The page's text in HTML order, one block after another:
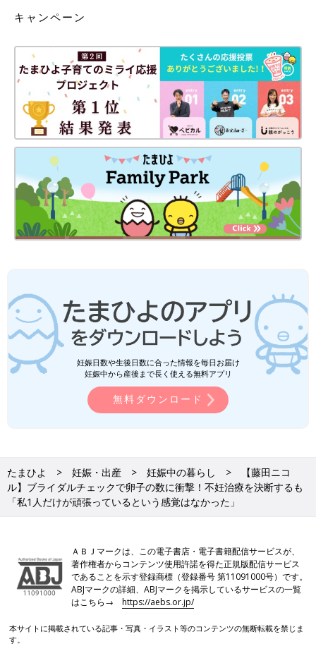
キャンペーン
妊娠日数や生後日数に合った情報を毎日お届け
妊娠中から産後まで長く使える無料アプリ
無料ダウンロード
たまひよ 妊娠・出産 妊娠中の暮らし
【藤田ニコ
ル】ブライダルチェックで卵子の数に衝撃！不妊治療を決断するも
「私1人だけが頑張っているという感覚はなかった」
ＡＢＪマークは、この電子書店・電子書籍配信サービスが、
著作権者からコンテンツ使用許諾を得た正規版配信サービス
であることを示す登録商標（登録番号 第11091000号）です。
ABJマークの詳細、ABJマークを掲示しているサービスの一覧
はこちら→https://aebs.or.jp/
本サイトに掲載されている記事・写真・イラスト等のコンテンツの無断転載を禁じま
す。